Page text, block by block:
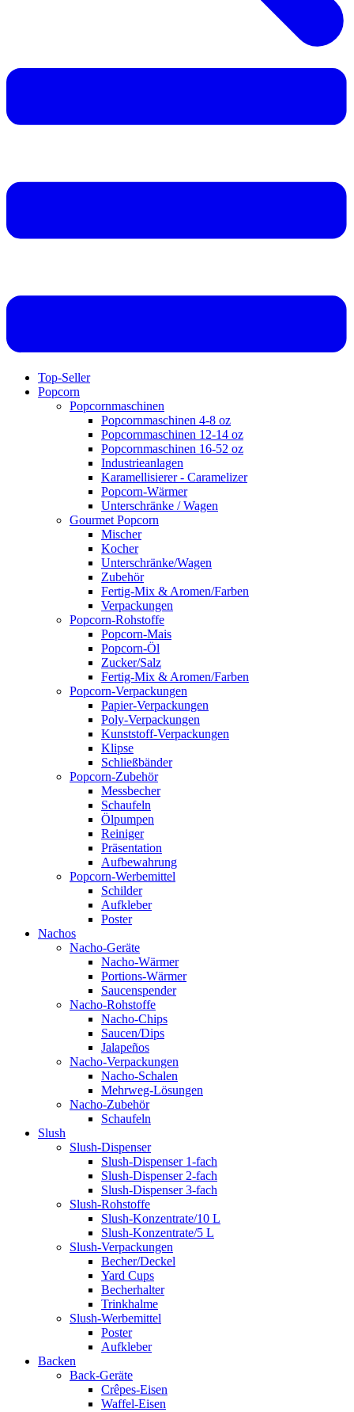
Top-Seller
Popcorn
Popcornmaschinen
Popcornmaschinen 4-8 oz
Popcornmaschinen 12-14 oz
Popcornmaschinen 16-52 oz
Industrieanlagen
Karamellisierer - Caramelizer
Popcorn-Wärmer
Unterschränke / Wagen
Gourmet Popcorn
Mischer
Kocher
Unterschränke/Wagen
Zubehör
Fertig-Mix & Aromen/Farben
Verpackungen
Popcorn-Rohstoffe
Popcorn-Mais
Popcorn-Öl
Zucker/Salz
Fertig-Mix & Aromen/Farben
Popcorn-Verpackungen
Papier-Verpackungen
Poly-Verpackungen
Kunststoff-Verpackungen
Klipse
Schließbänder
Popcorn-Zubehör
Messbecher
Schaufeln
Ölpumpen
Reiniger
Präsentation
Aufbewahrung
Popcorn-Werbemittel
Schilder
Aufkleber
Poster
Nachos
Nacho-Geräte
Nacho-Wärmer
Portions-Wärmer
Saucenspender
Nacho-Rohstoffe
Nacho-Chips
Saucen/Dips
Jalapeños
Nacho-Verpackungen
Nacho-Schalen
Mehrweg-Lösungen
Nacho-Zubehör
Schaufeln
Slush
Slush-Dispenser
Slush-Dispenser 1-fach
Slush-Dispenser 2-fach
Slush-Dispenser 3-fach
Slush-Rohstoffe
Slush-Konzentrate/10 L
Slush-Konzentrate/5 L
Slush-Verpackungen
Becher/Deckel
Yard Cups
Becherhalter
Trinkhalme
Slush-Werbemittel
Poster
Aufkleber
Backen
Back-Geräte
Crêpes-Eisen
Waffel-Eisen